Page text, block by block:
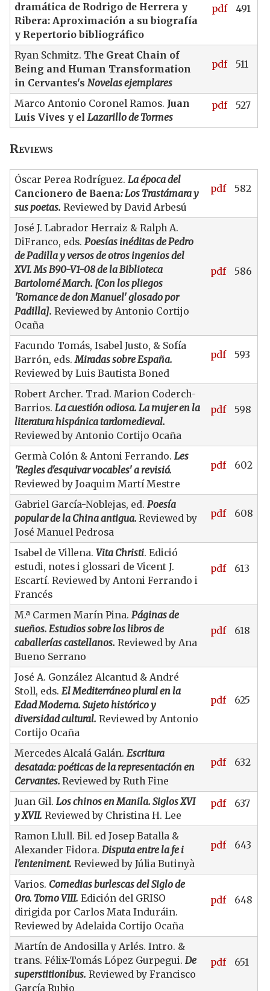
dramática de Rodrigo de Herrera y
Ribera: Aproximación a su biografía
y Repertorio bibliográfico
pdf 491
Ryan Schmitz. The Great Chain of
Being and Human Transformation
in Cervantes's Novelas ejemplares
pdf 511
Marco Antonio Coronel Ramos. Juan
Luis Vives y el Lazarillo de Tormes
pdf 527
Reviews
Óscar Perea Rodríguez. La época del
Cancionero de Baena: Los Trastámara y
sus poetas. Reviewed by David Arbesú
pdf 582
José J. Labrador Herraiz & Ralph A.
DiFranco, eds. Poesías inéditas de Pedro
de Padilla y versos de otros ingenios del
XVI. Ms B90-V1-08 de la Biblioteca
Bartolomé March. [Con los pliegos
'Romance de don Manuel' glosado por
Padilla]. Reviewed by Antonio Cortijo
Ocaña
pdf 586
Facundo Tomás, Isabel Justo, & Sofía
Barrón, eds.Miradas sobre España.
Reviewed by Luis Bautista Boned
pdf 593
Robert Archer. Trad. Marion Coderch-
Barrios. La cuestión odiosa. La mujer en la
literatura hispánica tardomedieval.
Reviewed by Antonio Cortijo Ocaña
pdf 598
Germà Colón & Antoni Ferrando. Les
'Regles d'esquivar vocables' a revisió.
Reviewed by Joaquim Martí Mestre
pdf 602
Gabriel García-Noblejas, ed. Poesía
popular de la China antigua. Reviewed by
José Manuel Pedrosa
pdf 608
Isabel de Villena. Vita Christi. Edició
estudi, notes i glossari de Vicent J.
Escartí. Reviewed by Antoni Ferrando i
Francés
pdf 613
M.ª Carmen Marín Pina. Páginas de
sueños. Estudios sobre los libros de
caballerías castellanos. Reviewed by Ana
Bueno Serrano
pdf 618
José A. González Alcantud & André
Stoll, eds. El Mediterráneo plural en la
Edad Moderna. Sujeto histórico y
diversidad cultural. Reviewed by Antonio
Cortijo Ocaña
pdf 625
Mercedes Alcalá Galán. Escritura
desatada: poéticas de la representación en
Cervantes. Reviewed by Ruth Fine
pdf 632
Juan Gil. Los chinos en Manila. Siglos XVI
y XVII. Reviewed by Christina H. Lee
pdf 637
Ramon Llull. Bil. ed Josep Batalla &
Alexander Fidora. Disputa entre la fe i
l'enteniment. Reviewed by Júlia Butinyà
pdf 643
Varios. Comedias burlescas del Siglo de
Oro. Tomo VIII. Edición del GRISO
dirigida por Carlos Mata Induráin.
Reviewed by Adelaida Cortijo Ocaña
pdf 648
Martín de Andosilla y Arlés. Intro. &
trans. Félix-Tomás López Gurpegui. De
superstitionibus. Reviewed by Francisco
García Rubio
pdf 651